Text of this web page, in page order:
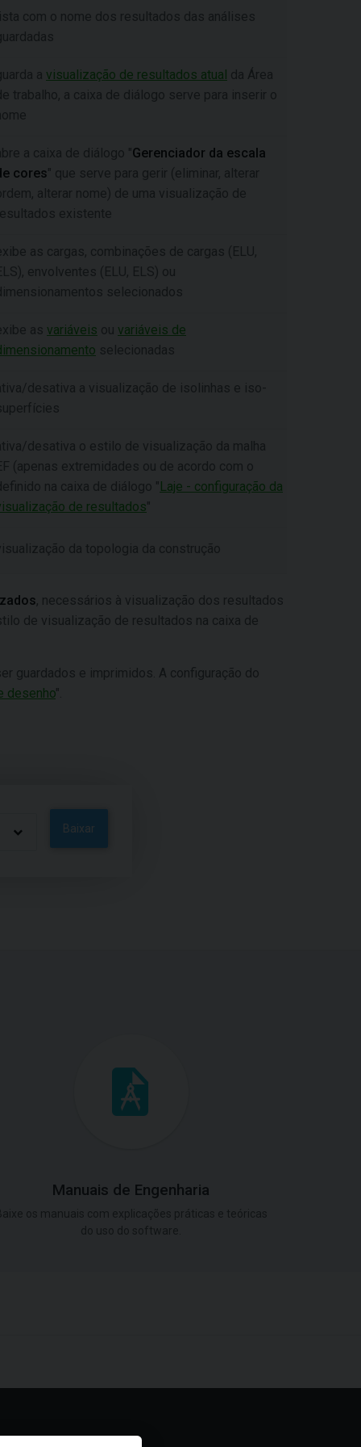
com o nome dos resultados das análises
a visualização de resultados atual da Área
trabalho, a caixa de diálogo serve para inserir o
a caixa de diálogo "Gerenciador da escala
cores" que serve para gerir (eliminar, alterar
alterar nome) de uma visualização de
existente
as cargas, combinações de cargas (ELU,
envolventes (ELU, ELS) ou
selecionados
as variáveis ou variáveis de
selecionadas
desativa a visualização de isolinhas e iso-
desativa o estilo de visualização da malha
(apenas extremidades ou de acordo com o
na caixa de diálogo "Laje - configuração da
de resultados"
da topologia da construção
, necessários à visualização dos resultados
de visualização de resultados na caixa de
guardados e imprimidos. A configuração do
desenho".
Baixar
Manuais de Engenharia